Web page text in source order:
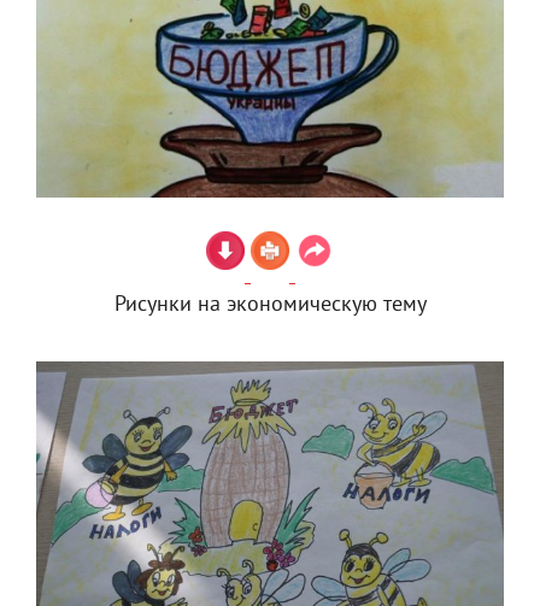
Рисунки на экономическую тему